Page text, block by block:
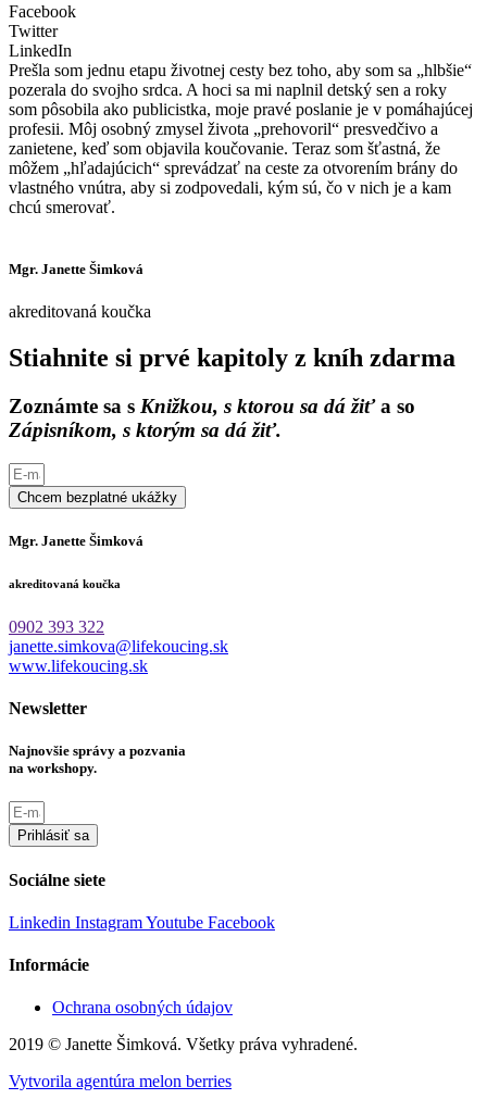
Facebook
Twitter
LinkedIn
Prešla som jednu etapu životnej cesty bez toho, aby som sa „hlbšie“
pozerala do svojho srdca. A hoci sa mi naplnil detský sen a roky
som pôsobila ako publicistka, moje pravé poslanie je v pomáhajúcej
profesii. Môj osobný zmysel života „prehovoril“ presvedčivo a
zanietene, keď som objavila koučovanie. Teraz som šťastná, že
môžem „hľadajúcich“ sprevádzať na ceste za otvorením brány do
vlastného vnútra, aby si zodpovedali, kým sú, čo v nich je a kam
chcú smerovať.
Mgr. Janette Šimková
akreditovaná koučka
Stiahnite si prvé kapitoly z kníh zdarma
Zoznámte sa s Knižkou, s ktorou sa dá žiťa so
Zápisníkom, s ktorým sa dá žiť.
Chcem bezplatné ukážky
Mgr. Janette Šimková
akreditovaná koučka
0902 393 322
janette.simkova@lifekoucing.sk
www.lifekoucing.sk
Newsletter
Najnovšie správy a pozvania
na workshopy.
Prihlásiť sa
Sociálne siete
Linkedin InstagramYoutube Facebook
Informácie
Ochrana osobných údajov
2019 © Janette Šimková. Všetky práva vyhradené.
Vytvorila agentúra melon berries